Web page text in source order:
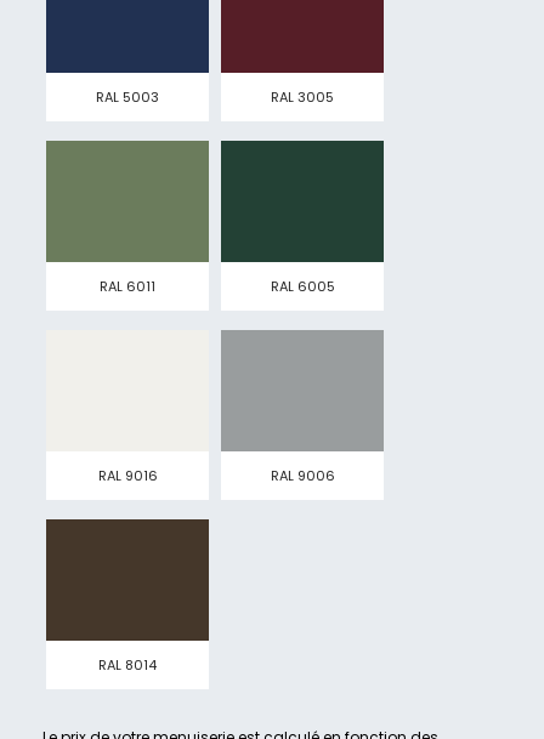
RAL 5003 RAL 3005
RAL 6011 RAL 6005
RAL 9016 RAL 9006
RAL 8014